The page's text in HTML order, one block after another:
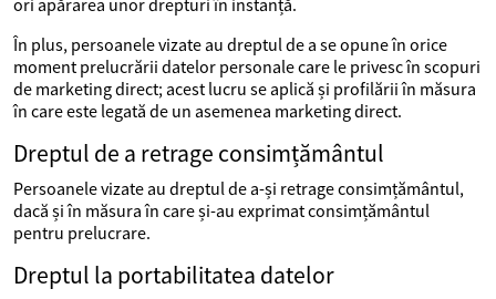
ori apărarea unor drepturi în instanță.
În plus, persoanele vizate au dreptul de a se opune în orice
moment prelucrării datelor personale care le privesc în scopuri
de marketing direct; acest lucru se aplică și profilării în măsura
în care este legată de un asemenea marketing direct.
Dreptul de a retrage consimțământul
Persoanele vizate au dreptul de a-și retrage consimțământul,
dacă și în măsura în care și-au exprimat consimțământul
pentru prelucrare.
Dreptul la portabilitatea datelor